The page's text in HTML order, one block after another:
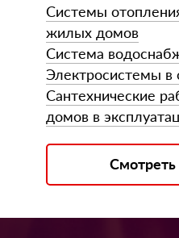
Системы
жилых домов
Система
Электросистемы в
Сантехнические
домов в
Смотреть